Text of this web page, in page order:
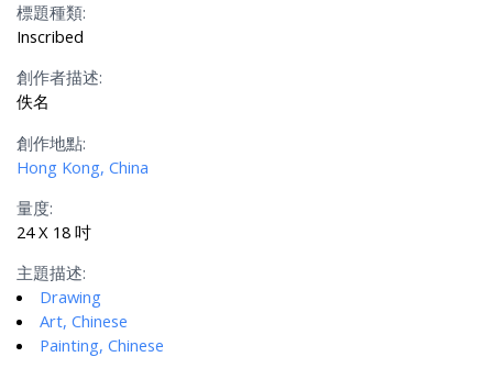
標題種類:
Inscribed
創作者描述:
佚名
創作地點:
Hong Kong, China
量度:
24 X 18 吋
主題描述:
Drawing
Art, Chinese
Painting, Chinese